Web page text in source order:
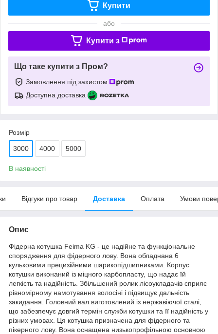
Купити
або
Купити з
Що таке купити з Пром?
Замовлення під захистом
Доступна доставка
Розмір
3000 4000 5000
В наявності
Відгуки про товар Доставка Оплата Умови
Опис
Фідерна котушка Feima KG - це надійне та функціональне
спорядження для фідерного лову. Вона обладнана 6
кульковими прецизійними шарикопідшипниками. Корпус
котушки виконаний із міцного карбопласту, що надає їй
легкість та надійність. Збільшений ролик лісоукладачів сприяє
рівномірному намотування волосіні і підвищує дальність
закидання. Головний вал виготовлений із нержавіючої сталі,
що забезпечує довгий термін служби котушки та її надійність у
різних умовах. Ця котушка призначена для фідерного та
пікерного лову. Вона оснащена низькопрофільною основною